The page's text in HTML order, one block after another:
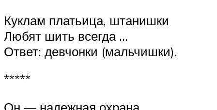
Куклам платьица, штанишки
Любят шить всегда …
Ответ: девчонки (мальчишки).
*****